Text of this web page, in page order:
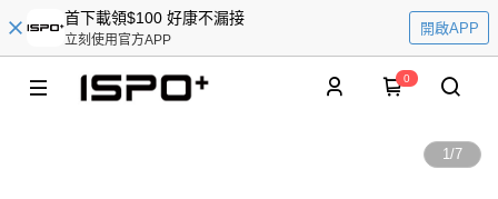
首下載領$100 好康不漏接
立刻使用官方APP
開啟APP
0
1/7